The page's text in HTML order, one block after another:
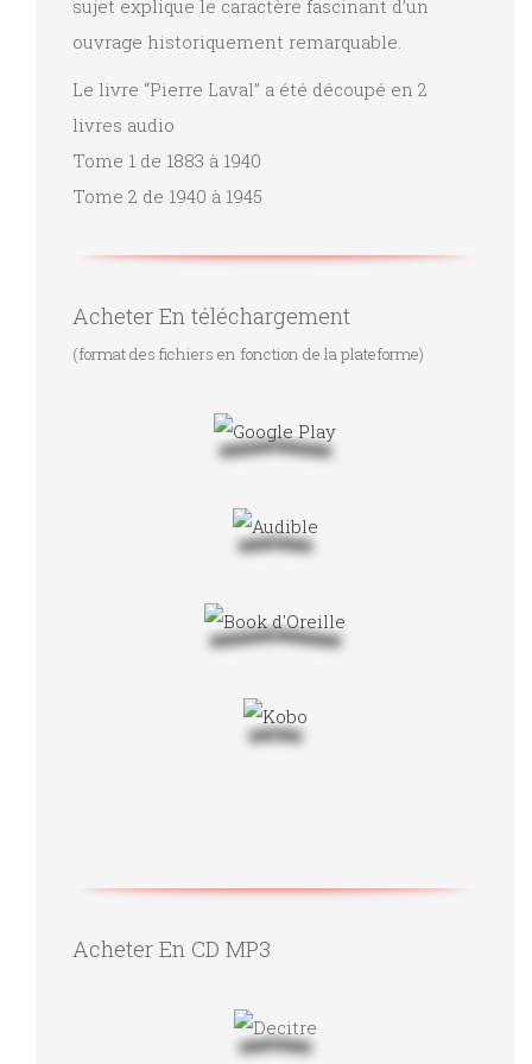
sujet explique le caractère fascinant d’un
ouvrage historiquement remarquable.
Le livre “Pierre Laval” a été découpé en 2
livres audio
Tome 1 de 1883 à 1940
Tome 2 de 1940 à 1945
Acheter En téléchargement
(format des fichiers en fonction de la plateforme)
Acheter En CD MP3